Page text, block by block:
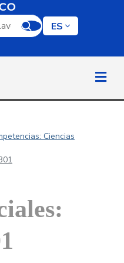
palabra clave
ES
Ciencias